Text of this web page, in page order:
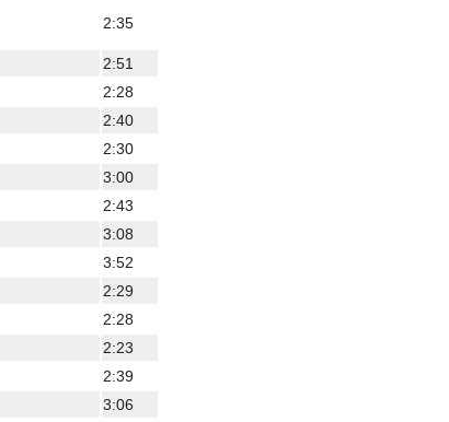
2:35
2:51
2:28
2:40
2:30
3:00
2:43
3:08
3:52
2:29
2:28
2:23
2:39
3:06